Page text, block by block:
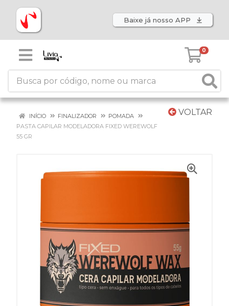
Baixe já nosso APP
0
VOLTAR
INÍCIO FINALIZADOR
POMADA
PASTA CAPILAR MODELADORA FIXED WEREWOLF
55 GR